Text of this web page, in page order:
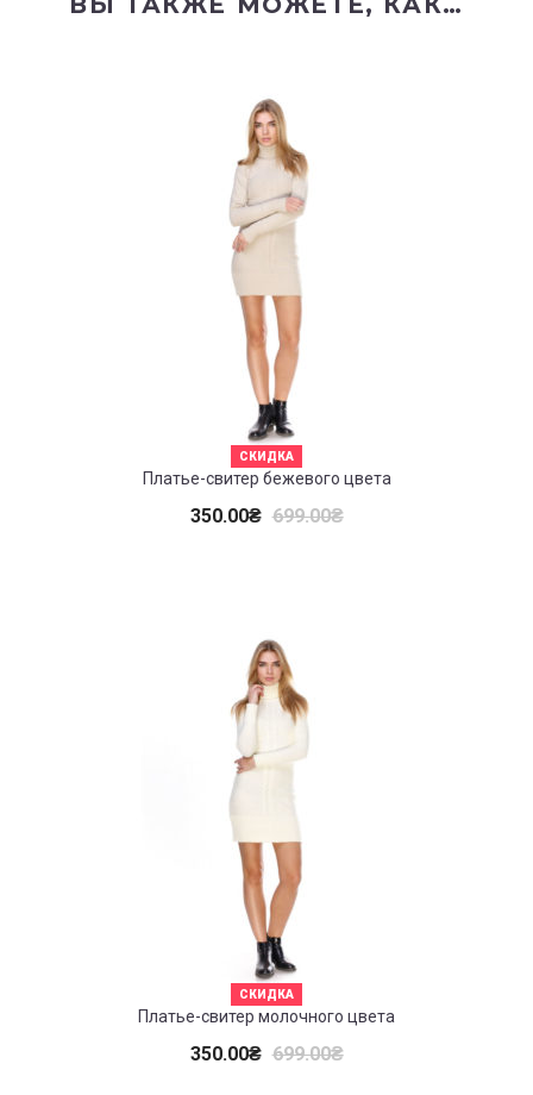
СКИДКА
Платье-свитер бежевого цвета
350.00₴ 699.00₴
СКИДКА
Платье-свитер молочного цвета
350.00₴ 699.00₴